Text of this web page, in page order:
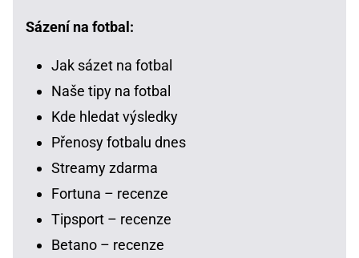
Sázení na fotbal:
Jak sázet na fotbal
Naše tipy na fotbal
Kde hledat výsledky
Přenosy fotbalu dnes
Streamy zdarma
Fortuna – recenze
Tipsport – recenze
Betano – recenze